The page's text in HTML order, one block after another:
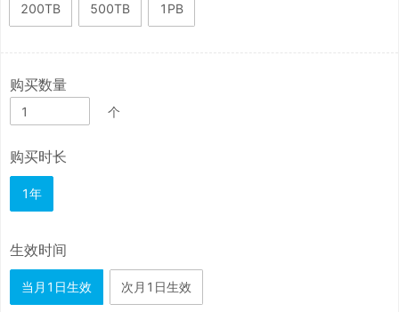
200TB 500TB 1PB
购买数量
个
购买时长
1年
生效时间
当月1日生效 次月1日生效